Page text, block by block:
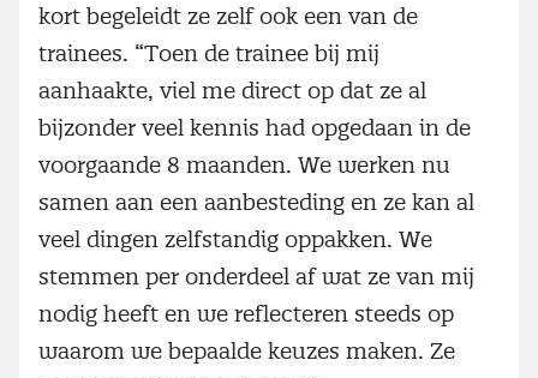
kort begeleidt ze zelf ook een van de
trainees. “Toen de trainee bij mij
aanhaakte, viel me direct op dat ze al
bijzonder veel kennis had opgedaan in de
voorgaande 8 maanden. We werken nu
samen aan een aanbesteding en ze kan al
veel dingen zelfstandig oppakken. We
stemmen per onderdeel af wat ze van mij
nodig heeft en we reflecteren steeds op
waarom we bepaalde keuzes maken. Ze